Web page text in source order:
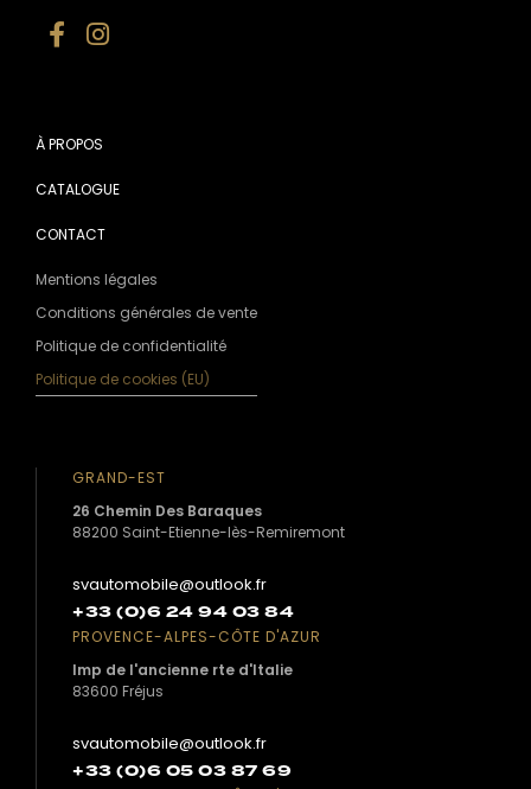
À PROPOS
CATALOGUE
CONTACT
Mentions légales
Conditions générales de vente
Politique de confidentialité
Politique de cookies (EU)
GRAND-EST
26 Chemin Des Baraques
88200 Saint-Etienne-lès-Remiremont
svautomobile@outlook.fr
+33 (0)6 24 94 03 84
PROVENCE-ALPES-CÔTE D'AZUR
Imp de l'ancienne rte d'Italie
83600 Fréjus
svautomobile@outlook.fr
+33 (0)6 05 03 87 69